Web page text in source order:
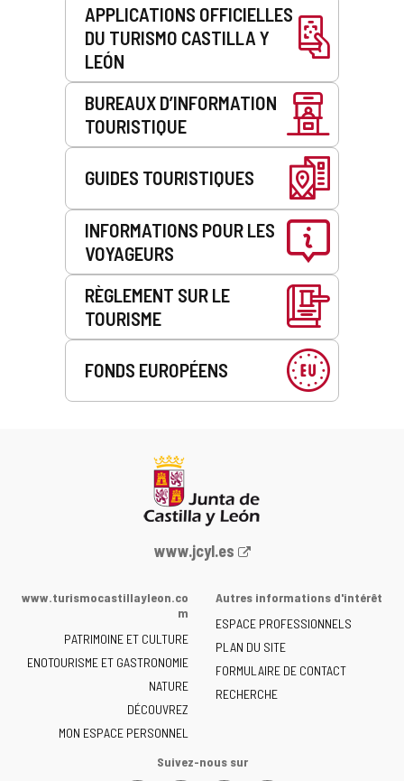
APPLICATIONS OFFICIELLES
DU TURISMO CASTILLA Y
LEÓN
BUREAUX D’INFORMATION
TOURISTIQUE
GUIDES TOURISTIQUES
INFORMATIONS POUR LES
VOYAGEURS
RÈGLEMENT SUR LE
TOURISME
FONDS EUROPÉENS
Portail
la
de
Castilla
y
León
-
www.jcyl.es
www.turismocastillayleon.co
m
PATRIMOINE ET CULTURE
ENOTOURISME ET GASTRONOMIE
NATURE
DÉCOUVREZ
MON ESPACE PERSONNEL
Autres informations d'intérêt
ESPACE PROFESSIONNELS
PLAN DU SITE
FORMULAIRE DE CONTACT
RECHERCHE
Suivez-nous sur